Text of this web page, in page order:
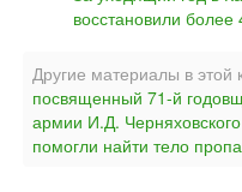
восстановили
Другие материалы в этой
посвященный 71-й
армии И.Д. Черняховского
помогли найти тело